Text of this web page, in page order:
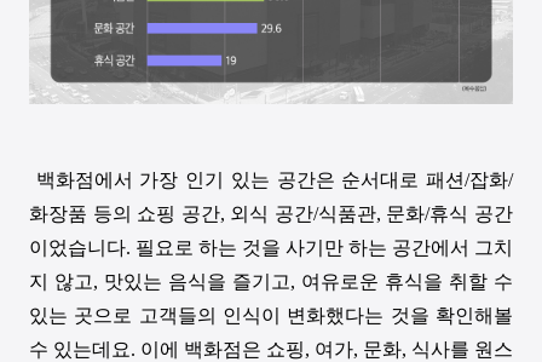
백화점에서 가장 인기 있는 공간은 순서대로 패션/잡화/
화장품 등의 쇼핑 공간, 외식 공간/식품관, 문화/휴식 공간
이었습니다. 필요로 하는 것을 사기만 하는 공간에서 그치
지 않고, 맛있는 음식을 즐기고, 여유로운 휴식을 취할 수
있는 곳으로 고객들의 인식이 변화했다는 것을 확인해볼
수 있는데요. 이에 백화점은 쇼핑, 여가, 문화, 식사를 원스